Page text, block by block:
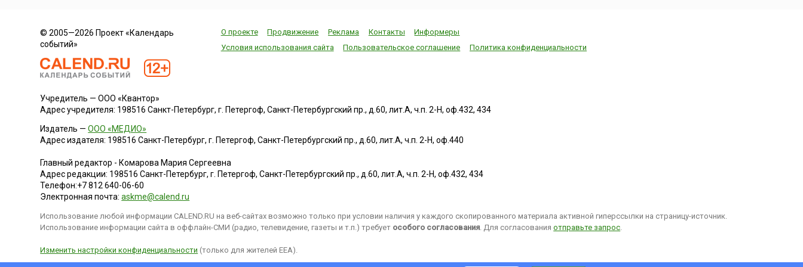
отреставрированная
старая часть города,
© 2005—2026 Проект «Календарь
событий»
О проекте Продвижение Реклама Контакты
Информеры
Условия использования сайта
Пользовательское соглашение Политика конфиденциальности
Учредитель — ООО «Квантор»
Адрес учредителя: 198516 Санкт-Петербург, г. Петергоф, Санкт-Петербургский пр., д.60, лит.А, ч.п. 2-Н, оф.432, 434
Издатель —ООО «МЕДИО»
Адрес издателя: 198516 Санкт-Петербург, г. Петергоф, Санкт-Петербургский пр., д.60, лит.А, ч.п. 2-Н, оф.440
Главный редактор - Комарова Мария Сергеевна
Адрес редакции: 198516 Санкт-Петербург, г. Петергоф,Санкт-Петербургский пр., д.60, лит.А, ч.п. 2-Н, оф.432, 434
Телефон:+7 812 640-06-60
Электронная почта:askme@calend.ru
Использование любой информации CALEND.RU на веб-сайтах возможно только при условии наличия у каждого скопированного материала активной гиперссылки на страницу-источник.
Использование информации сайта в оффлайн-СМИ (радио, телевидение, газеты и т.п.) требует особого согласования. Для согласованияотправьте запрос.
Изменить настройки конфиденциальности (только для жителей EEA).